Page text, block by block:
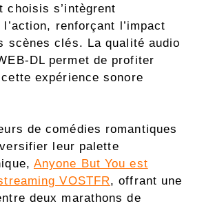
choisis s’intègrent
renforçant l’impact
scènes clés. La qualité audio
DL permet de profiter
expérience sonore
de comédies romantiques
leur palette
Anyone But You est
VOSTFR, offrant une
deux marathons de